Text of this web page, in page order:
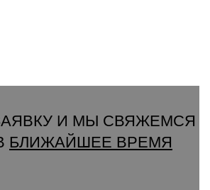
И МЫ СВЯЖЕМСЯ
БЛИЖАЙШЕЕ ВРЕМЯ